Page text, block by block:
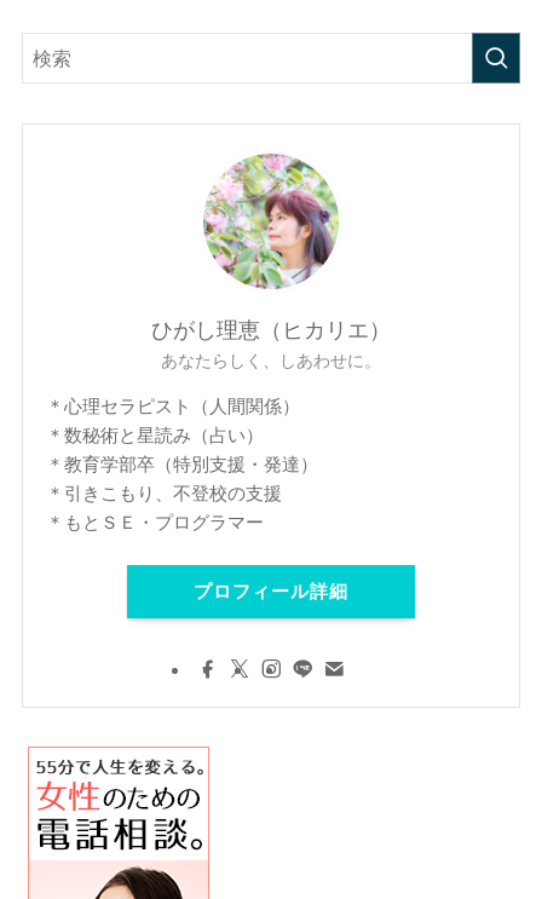
ひがし理恵（ヒカリエ）
あなたらしく、しあわせに。
＊心理セラピスト（人間関係）
＊数秘術と星読み（占い）
＊教育学部卒（特別支援・発達）
＊引きこもり、不登校の支援
＊もとＳＥ・プログラマー
プロフィール詳細